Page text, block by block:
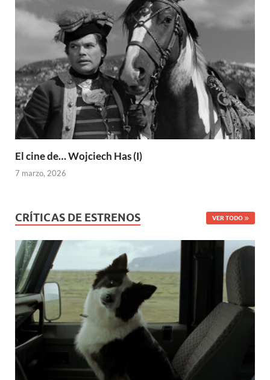
El cine de… Wojciech Has (I)
7 marzo, 2026
CRÍTICAS DE ESTRENOS VER TODO